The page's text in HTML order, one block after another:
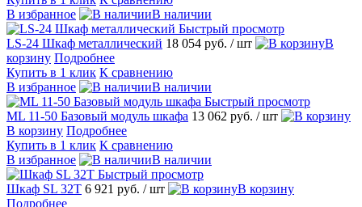
В избранное
В наличии
Быстрый просмотр
LS-24 Шкаф металлический 18 054 руб. / шт
В
корзину Подробнее
Купить в 1 клик К сравнению
В избранное
В наличии
Быстрый просмотр
ML 11-50 Базовый модуль шкафа 13 062 руб. / шт
В корзину Подробнее
Купить в 1 клик К сравнению
В избранное
В наличии
Быстрый просмотр
Шкаф SL 32T 6 921 руб. / шт
В корзину
Подробнее